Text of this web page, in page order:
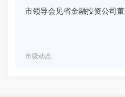
市领导会见省金融投资公司
市级动态